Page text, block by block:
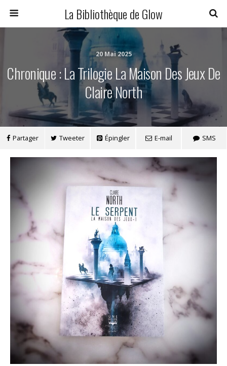
La Bibliothèque de Glow
20 Mai 2025
Chronique : La Trilogie La Maison Des Jeux De
Claire North
Partager Tweeter Épingler E-mail SMS